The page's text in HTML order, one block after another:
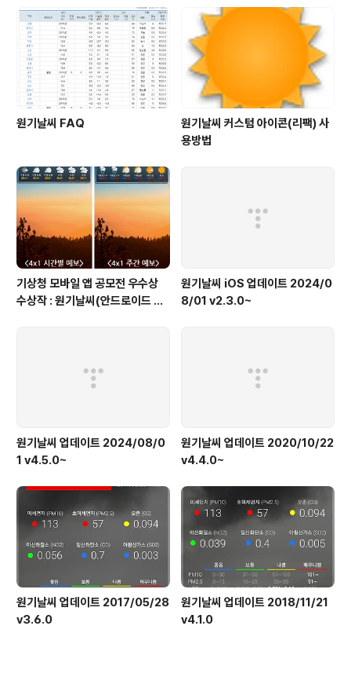
원기날씨 FAQ
원기날씨 커스텀 아이콘(리팩) 사
용방법
기상청 모바일 앱 공모전 우수상
수상작 : 원기날씨(안드로이드 어
원기날씨 iOS 업데이트 2024/0
8/01 v2.3.0~
원기날씨 업데이트 2024/08/0
1 v4.5.0~
원기날씨 업데이트 2020/10/22
v4.4.0~
원기날씨 업데이트 2017/05/28
v3.6.0
원기날씨 업데이트 2018/11/21
v4.1.0